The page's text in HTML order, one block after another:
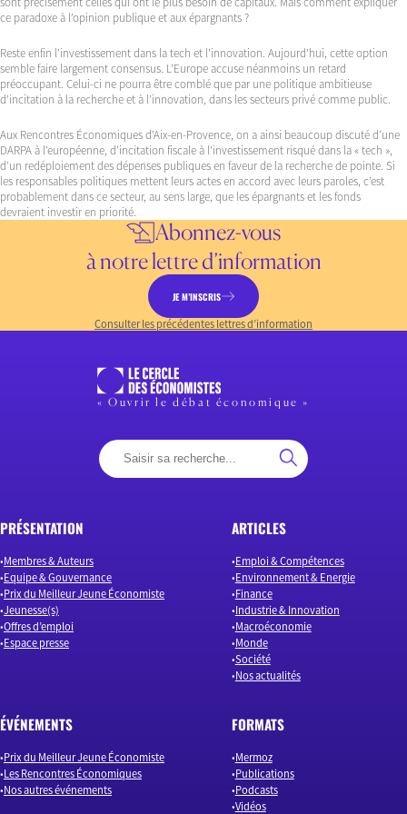
ce paradoxe à l’opinion publique et aux épargnants ?
Reste enfin l’investissement dans la tech et l’innovation. Aujourd’hui, cette option
semble faire largement consensus. L’Europe accuse néanmoins un retard
préoccupant. Celui-ci ne pourra être comblé que par une politique ambitieuse
d’incitation à la recherche et à l’innovation, dans les secteurs privé comme public.
Aux Rencontres Économiques d’Aix-en-Provence, on a ainsi beaucoup discuté d’une
DARPA à l’européenne, d’incitation fiscale à l’investissement risqué dans la « tech »,
d’un redéploiement des dépenses publiques en faveur de la recherche de pointe. Si
les responsables politiques mettent leurs actes en accord avec leurs paroles, c’est
probablement dans ce secteur, au sens large, que les épargnants et les fonds
devraient investir en priorité.
Abonnez-vous
à notre lettre d’information
JE M’INSCRIS
Consulter les précédentes lettres d’information
« Ouvrir le débat économique »
PRÉSENTATION
Membres & Auteurs
Equipe & Gouvernance
Prix du Meilleur Jeune Économiste
Jeunesse(s)
Offres d’emploi
Espace presse
ARTICLES
Emploi & Compétences
Environnement & Energie
Finance
Industrie & Innovation
Macroéconomie
Monde
Société
Nos actualités
ÉVÉNEMENTS
Prix du Meilleur Jeune Économiste
Les Rencontres Économiques
Nos autres événements
FORMATS
Mermoz
Publications
Podcasts
Vidéos